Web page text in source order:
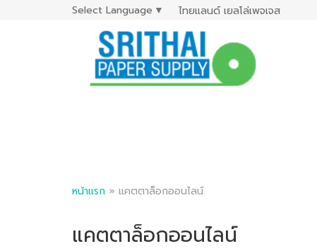
Select Language ▼ ไทยแลนด์ เยลโล่เพจเจส
หน้าแรก » แคตตาล็อกออนไลน์
แคตตาล็อกออนไลน์